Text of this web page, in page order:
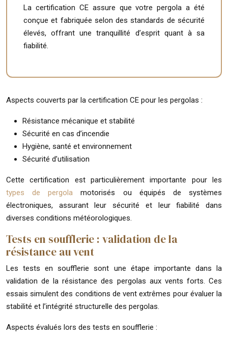
La certification CE assure que votre pergola a été
conçue et fabriquée selon des standards de sécurité
élevés, offrant une tranquillité d’esprit quant à sa
fiabilité.
Aspects couverts par la certification CE pour les pergolas :
Résistance mécanique et stabilité
Sécurité en cas d’incendie
Hygiène, santé et environnement
Sécurité d’utilisation
Cette certification est particulièrement importante pour les
types de pergola motorisés ou équipés de systèmes
électroniques, assurant leur sécurité et leur fiabilité dans
diverses conditions météorologiques.
Tests en soufflerie : validation de la
résistance au vent
Les tests en soufflerie sont une étape importante dans la
validation de la résistance des pergolas aux vents forts. Ces
essais simulent des conditions de vent extrêmes pour évaluer la
stabilité et l’intégrité structurelle des pergolas.
Aspects évalués lors des tests en soufflerie :